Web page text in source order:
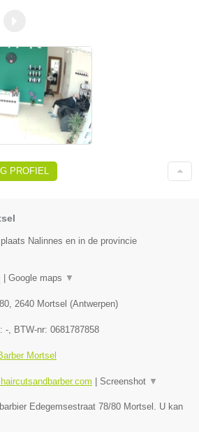
PROFIEL
Nalinnes en in de provincie
Google maps ▼
, 2640 Mortsel (Antwerpen)
-, BTW-nr: 0681787858
Mortsel
Screenshot ▼
Edegemsestraat 78/80 Mortsel. U kan